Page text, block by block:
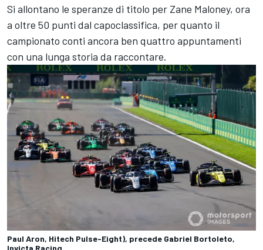
Si allontano le speranze di titolo per Zane Maloney, ora
a oltre 50 punti dal capoclassifica, per quanto il
campionato conti ancora ben quattro appuntamenti
con una lunga storia da raccontare.
Paul Aron, Hitech Pulse-Eight), precede Gabriel Bortoleto,